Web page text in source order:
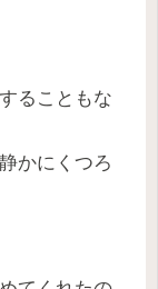
ることもな
かにくつろ